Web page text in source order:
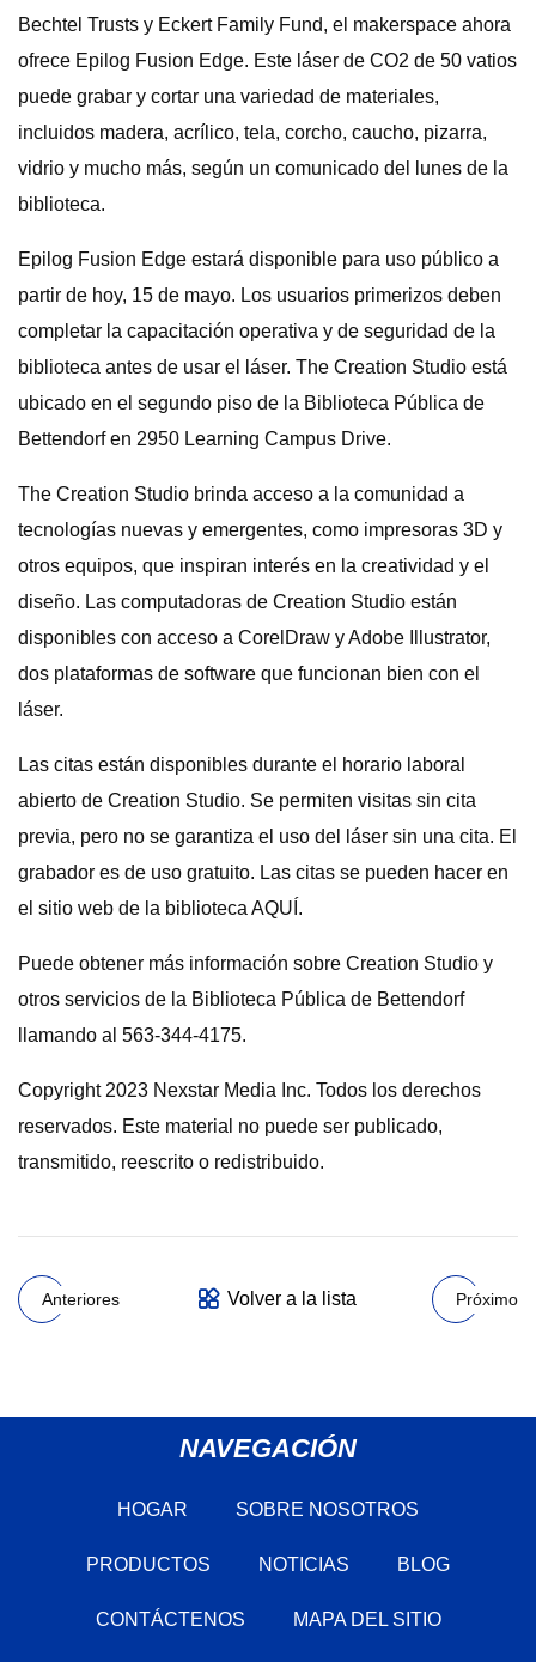
Bechtel Trusts y Eckert Family Fund, el makerspace ahora
ofrece Epilog Fusion Edge. Este láser de CO2 de 50 vatios
puede grabar y cortar una variedad de materiales,
incluidos madera, acrílico, tela, corcho, caucho, pizarra,
vidrio y mucho más, según un comunicado del lunes de la
biblioteca.
Epilog Fusion Edge estará disponible para uso público a
partir de hoy, 15 de mayo. Los usuarios primerizos deben
completar la capacitación operativa y de seguridad de la
biblioteca antes de usar el láser. The Creation Studio está
ubicado en el segundo piso de la Biblioteca Pública de
Bettendorf en 2950 Learning Campus Drive.
The Creation Studio brinda acceso a la comunidad a
tecnologías nuevas y emergentes, como impresoras 3D y
otros equipos, que inspiran interés en la creatividad y el
diseño. Las computadoras de Creation Studio están
disponibles con acceso a CorelDraw y Adobe Illustrator,
dos plataformas de software que funcionan bien con el
láser.
Las citas están disponibles durante el horario laboral
abierto de Creation Studio. Se permiten visitas sin cita
previa, pero no se garantiza el uso del láser sin una cita. El
grabador es de uso gratuito. Las citas se pueden hacer en
el sitio web de la biblioteca AQUÍ.
Puede obtener más información sobre Creation Studio y
otros servicios de la Biblioteca Pública de Bettendorf
llamando al 563-344-4175.
Copyright 2023 Nexstar Media Inc. Todos los derechos
reservados. Este material no puede ser publicado,
transmitido, reescrito o redistribuido.
Anteriores Volver a la lista Próximo
NAVEGACIÓN
HOGAR SOBRE NOSOTROS
PRODUCTOS NOTICIAS BLOG
CONTÁCTENOS MAPA DEL SITIO